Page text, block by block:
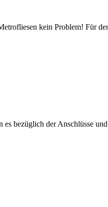
kein Problem! Für
bezüglich der Anschlüsse